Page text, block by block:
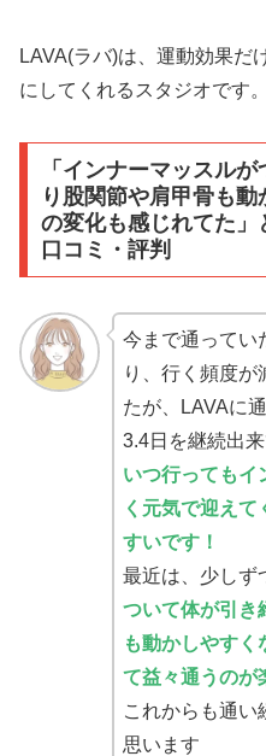
LAVA(ラバ)は、運動効果だ
にしてくれるスタジオです。
「インナーマッスル
り股関節や肩甲骨も
の変化も感じれてた
口コミ・評判
今まで通ってい
り、行く頻度が
たが、LAVAに
3.4日を継続出来
いつ行ってもイ
く元気で迎え
すいです！
最近は、少しず
ついて体が引き
も動かしやすく
て益々通うのが
これからも通い
思います